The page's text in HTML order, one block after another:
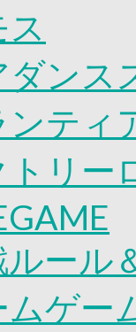
ダンス
ンティ
トリー
ルール
ムゲー